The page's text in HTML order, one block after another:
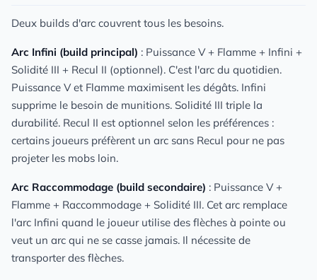
Deux builds d'arc couvrent tous les besoins.
Arc Infini (build principal) : Puissance V + Flamme + Infini +
Solidité III + Recul II (optionnel). C'est l'arc du quotidien.
Puissance V et Flamme maximisent les dégâts. Infini
supprime le besoin de munitions. Solidité III triple la
durabilité. Recul II est optionnel selon les préférences :
certains joueurs préfèrent un arc sans Recul pour ne pas
projeter les mobs loin.
Arc Raccommodage (build secondaire) : Puissance V +
Flamme + Raccommodage + Solidité III. Cet arc remplace
l'arc Infini quand le joueur utilise des flèches à pointe ou
veut un arc qui ne se casse jamais. Il nécessite de
transporter des flèches.